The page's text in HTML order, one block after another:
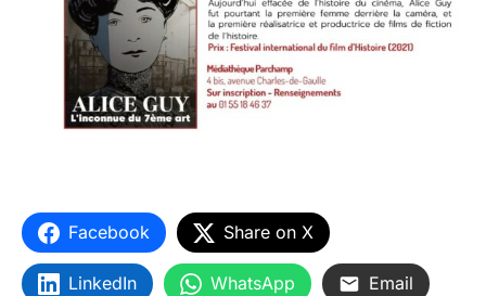
Facebook Share on X
LinkedIn WhatsApp Email